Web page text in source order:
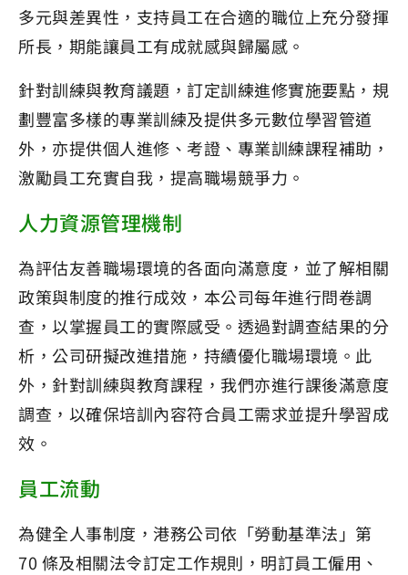
多元與差異性，支持員工在合適的職位上充分發揮
所長，期能讓員工有成就感與歸屬感。
針對訓練與教育議題，訂定訓練進修實施要點，規
劃豐富多樣的專業訓練及提供多元數位學習管道
外，亦提供個人進修、考證、專業訓練課程補助，
激勵員工充實自我，提高職場競爭力。
人力資源管理機制
為評估友善職場環境的各面向滿意度，並了解相關
政策與制度的推行成效，本公司每年進行問卷調
查，以掌握員工的實際感受。透過對調查結果的分
析，公司研擬改進措施，持續優化職場環境。此
外，針對訓練與教育課程，我們亦進行課後滿意度
調查，以確保培訓內容符合員工需求並提升學習成
效。
員工流動
為健全人事制度，港務公司依「勞動基準法」第
70 條及相關法令訂定工作規則，明訂員工僱用、